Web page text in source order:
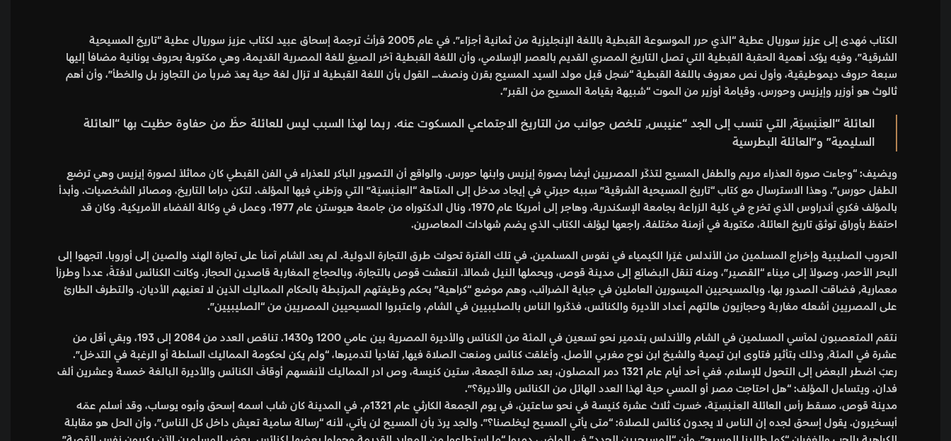
الكتاب مُهدى إلى عزيز سوريال عطية “الذي حرر الموسوعة القبطية باللغة الإنجليزية من ثمانية أجزاء”. في عام 2005 قرأتُ ترجمة إسحاق عبيد لكتاب عزيز سوريال عطية “تاريخ المسيحية
الشرقية”، وفيه يؤكد أهمية الحقبة القبطية التي تصل التاريخ المصري القديم بالعصر الإسلامي، وأن اللغة القبطية آخر الصيغ للغة المصرية القديمة، وهي مكتوبة بحروف يونانية مضافاً إليها
سبعة حروف ديموطيقية، وأول نص معروف باللغة القبطية “سُجل قبل مولد السيد المسيح بقرن ونصف… القول بأن اللغة القبطية لا تزال لغة حية يعدّ ضرباً من التجاوز بل والخطأ”، وأن أهم
ثالوث هو أوزير وإيزيس وحورس، وقيامة أوزير من الموت “شبيهة بقيامة المسيح من القبر”.
العائلة “العِنَـبْسِيّة٫ التي تنسب إلى الجد “عنيبس٫ تلخص جوانب من التاريخ الاجتماعي المسكوت عنه. ربما لهذا السبب ليس للعائلة حظّ من حفاوة حظيت بها “العائلة
السليمية” و”العائلة البطرسية
ويضيف: “وجاءت صورة العذراء مريم والطفل المسيح لتذكّر المصريين أيضاً بصورة إيزيس وابنها حورس. والواقع أن التصوير الباكر للعذراء في الفن القبطي كان مماثلاً لصورة إيزيس وهي ترضع
الطفل حورس”. وهذا الاسترسال مع كتاب “تاريخ المسيحية الشرقية” سببه حيرتي في إيجاد مدخل إلى المتاهة “العِنَـبْسِيّة” التي ورّطني فيها المؤلف. لتكن دراما التاريخ، ومصائر الشخصيات. وأبدأ
بالمؤلف فكري أندراوس الذي تخرج في كلية الزراعة بجامعة الإسكندرية، وهاجر إلى أمريكا عام 1970، ونال الدكتوراه من جامعة هيوستن عام 1977، وعمل في وكالة الفضاء الأمريكية. وكان قد
احتفظ بأوراق توثق تاريخ العائلة، مكتوبة في أزمنة مختلفة. راجعها ليؤلف الكتاب الذي يضم شهادات المعاصرين.
الحروب الصليبية وإخراج المسلمين من الأندلس غيّرا الكيمياء في نفوس المسلمين. في تلك الفترة تحولت طرق التجارة الدولية. لم يعد الشام آمناً على تجارة الهند والصين إلى أوروبا. اتجهوا إلى
البحر الأحمر، وصولاً إلى ميناء “القصير”، ومنه تنقل البضائع إلى مدينة قوص، ويحملها النيل شمالاً. انتعشت قوص بالتجارة، وبالحجاج المغاربة قاصدين الحجاز. وكانت الكنائس لافتةً، عدداً وطرزاً
معمارية٫ فضاقت الصدور بها، وبالمسيحيين الميسورين العاملين في جباية الضرائب، وهم موضع “كراهية” بحكم وظيفتهم المرتبطة بالحكام المماليك الذين لا تعنيهم الأديان. والتطرف الطارئ
على المصريين أشعله مغاربة وحجازيون هالتهم أعداد الأديرة والكنائس، فذكّروا الناس بالصليبيين في الشام، واعتبروا المسيحيين المصريين من “الصليبيين”.
نتقم المتعصبون لمآسي المسلمين في الشام والأندلس بتدمير نحو تسعين في المئة من الكنائس والأديرة المصرية بين عامي 1200 و1430. تناقص العدد من 2084 إلى 193، وبقي أقل من
عشرة في المئة٫ وذلك بتأثير فتاوى ابن تيمية والشيخ ابن نوح مغربي الأصل. وأغلقت كنائس ومنعت الصلاة فيها٫ تفادياً لتدميرها، “ولم يكن لحكومة المماليك السلطة أو الرغبة في التدخل”.
رعبٌ اضطر البعض إلى التحول للإسلام. ففي أحد أيام عام 1321 دمر المصلون، بعد صلاة الجمعة، ستين كنيسة، وص ادر المماليك لأنفسهم أوقافَ الكنائس والأديرة البالغة خمسة وعشرين ألف
فدان. ويتساءل المؤلف: “هل احتاجت مصر أو المسي حية لهذا العدد الهائل من الكنائس والأديرة؟”.
مدينة قوص، مسقط رأس العائلة العِنَـبْسِيّة، خسرت ثلاث عشرة كنيسة في نحو ساعتين، في يوم الجمعة الكارثي عام 1321م. في المدينة كان شاب اسمه إسحق وأبوه يوساب، وقد أسلم عمّه
أبسخيرون. يقول إسحق لجده إن الناس لا يجدون كنائس للصلاة: “متى يأتي المسيح ليخلصنا؟”. والجد يردّ بأن المسيح لن يأتي، لأنه “رسالة سامية تعيش داخل كل الناس”، وأن الحل هو مقابلة